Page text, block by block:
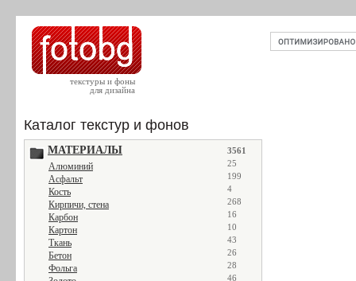
текстуры и фоны
для дизайна
Каталог текстур и фонов
МАТЕРИАЛЫ 3561
Алюминий 25
Асфальт 199
Кость 4
Кирпичи, стена 268
Карбон 16
Картон 10
Ткань 43
Бетон 26
Фольга 28
46